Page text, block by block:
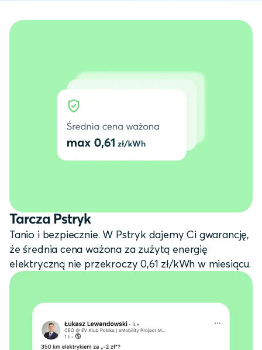
Tarcza Pstryk
Tanio i bezpiecznie. W Pstryk dajemy Ci gwarancję,
że średnia cena ważona za zużytą energię
elektryczną nie przekroczy 0,61 zł/kWh w miesiącu.